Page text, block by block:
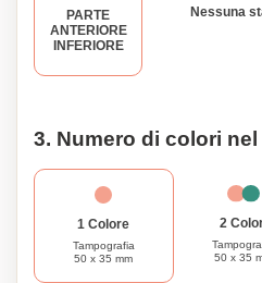
pensieri, idee ed ispirazioni.
PARTE
ANTERIORE
INFERIORE
Nessuna
3. Numero di colori
1 Colore
Tampografia
50 x 35 mm
2
50 x 35